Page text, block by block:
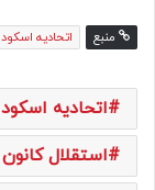
منبع اتحادیه اسکودا
اتحادیه
استقلال